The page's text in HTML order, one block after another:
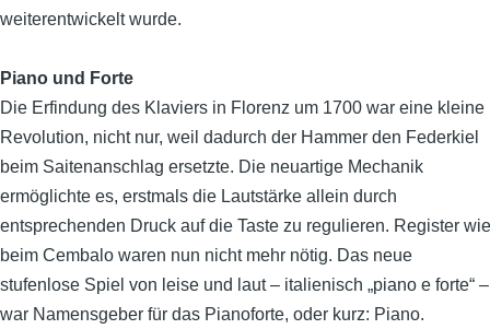
weiterentwickelt wurde.
Piano und Forte
Die Erfindung des Klaviers in Florenz um 1700 war eine kleine
Revolution, nicht nur, weil dadurch der Hammer den Federkiel
beim Saitenanschlag ersetzte. Die neuartige Mechanik
ermöglichte es, erstmals die Lautstärke allein durch
entsprechenden Druck auf die Taste zu regulieren. Register wie
beim Cembalo waren nun nicht mehr nötig. Das neue
stufenlose Spiel von leise und laut – italienisch „piano e forte“ –
war Namensgeber für das Pianoforte, oder kurz: Piano.